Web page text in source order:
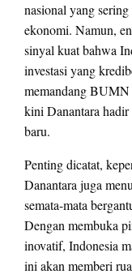
nasional yang
ekonomi. Namun,
sinyal kuat bahwa
investasi yang
memandang BUMN
kini Danantara hadir
baru.
Penting dicatat,
Danantara juga
semata-mata
Dengan membuka
inovatif, Indonesia
ini akan memberi